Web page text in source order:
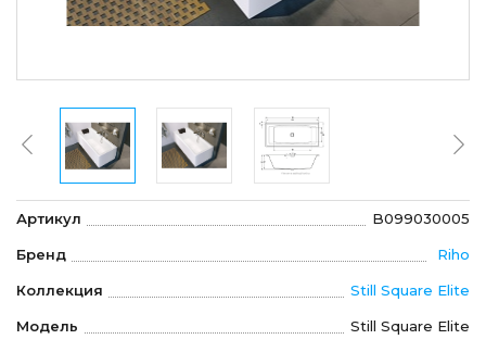
Артикул B099030005
Бренд Riho
Коллекция Still Square Elite
Модель Still Square Elite